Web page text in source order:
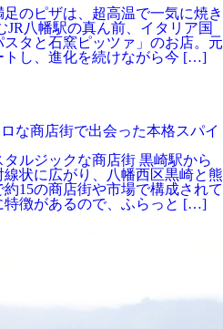
のピザは、超高温で一気に焼き
JR八幡駅の真ん前、イタリア国
タと石窯ピッツァ」のお店。元
トし、進化を続けながら今 […]
な商店街で出会った本格スパイ
ルジックな商店街 黒崎駅から
状に広がり、八幡西区黒崎と熊
15の商店街や市場で構成されて
特徴があるので、ふらっと […]